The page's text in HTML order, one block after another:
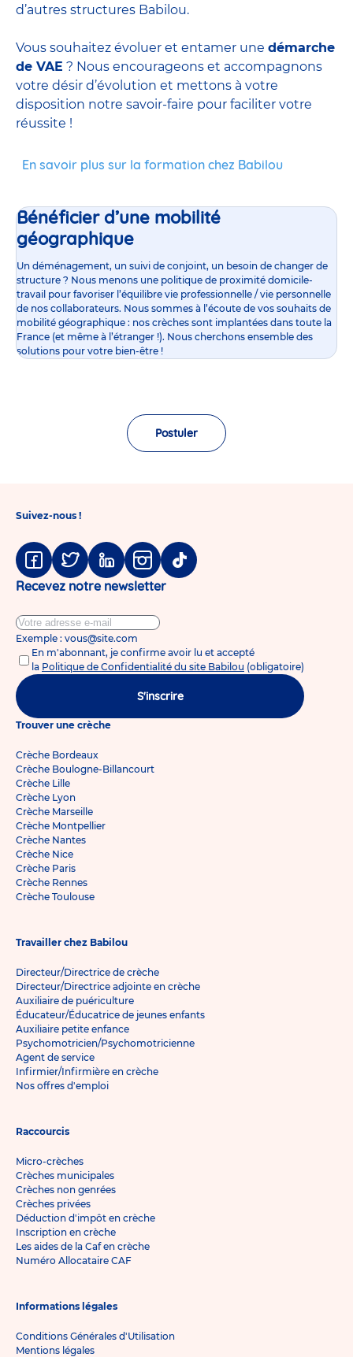
d’autres structures Babilou.
Vous souhaitez évoluer et entamer une démarche
de VAE ? Nous encourageons et accompagnons
votre désir d’évolution et mettons à votre
disposition notre savoir-faire pour faciliter votre
réussite !
En savoir plus sur la formation chez Babilou
Bénéficier d’une mobilité
géographique
Un déménagement, un suivi de conjoint, un besoin de changer de
structure ? Nous menons une politique de proximité domicile-
travail pour favoriser l’équilibre vie professionnelle / vie personnelle
de nos collaborateurs. Nous sommes à l’écoute de vos souhaits de
mobilité géographique : nos crèches sont implantées dans toute la
France (et même à l’étranger !). Nous cherchons ensemble des
solutions pour votre bien-être !
Postuler
Suivez-nous !
Facebook
TwitterLinkedinInstagram
Tiktok
Recevez notre newsletter
Exemple : vous@site.com
En m'abonnant, je confirme avoir lu et accepté
la Politique de Confidentialité du site Babilou (obligatoire)
S'inscrire
Trouver une crèche
Crèche Bordeaux
Crèche Boulogne-Billancourt
Crèche Lille
Crèche Lyon
Crèche Marseille
Crèche Montpellier
Crèche Nantes
Crèche Nice
Crèche Paris
Crèche Rennes
Crèche Toulouse
Travailler chez Babilou
Directeur/Directrice de crèche
Directeur/Directrice adjointe en crèche
Auxiliaire de puériculture
Éducateur/Éducatrice de jeunes enfants
Auxiliaire petite enfance
Psychomotricien/Psychomotricienne
Agent de service
Infirmier/Infirmière en crèche
Nos offres d'emploi
Raccourcis
Micro-crèches
Crèches municipales
Crèches non genrées
Crèches privées
Déduction d'impôt en crèche
Inscription en crèche
Les aides de la Caf en crèche
Numéro Allocataire CAF
Informations légales
Conditions Générales d'Utilisation
Mentions légales